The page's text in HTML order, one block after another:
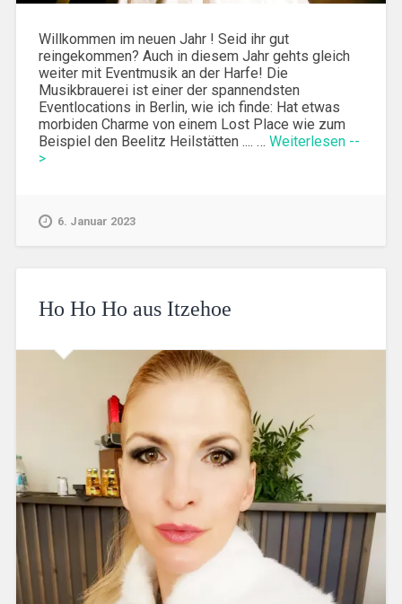
Willkommen im neuen Jahr ! Seid ihr gut
reingekommen? Auch in diesem Jahr gehts gleich
weiter mit Eventmusik an der Harfe! Die
Musikbrauerei ist einer der spannendsten
Eventlocations in Berlin, wie ich finde: Hat etwas
morbiden Charme von einem Lost Place wie zum
Beispiel den Beelitz Heilstätten .... … Weiterlesen --
>
6. Januar 2023
Ho Ho Ho aus Itzehoe